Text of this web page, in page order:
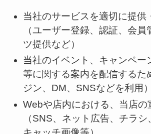
当社のサービスを適切に提供
（ユーザー登録、認証、会
ツ提供など）
当社のイベント、キャンペー
等に関する案内を配信するた
ジン、DM、SNSなどを利用）
Webや店内における、当店の
（SNS、ネット広告、チラ